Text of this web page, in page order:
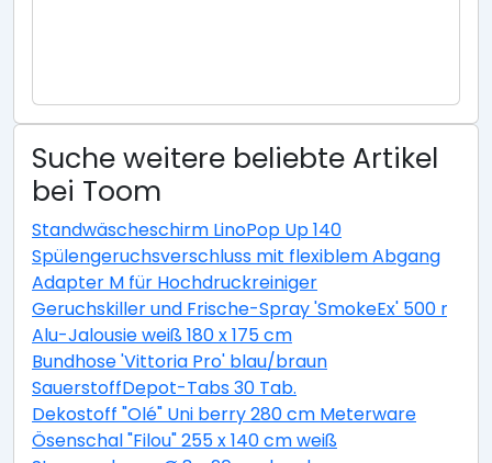
Suche weitere beliebte Artikel
bei Toom
Standwäscheschirm LinoPop Up 140
Spülengeruchsverschluss mit flexiblem Abgang
Adapter M für Hochdruckreiniger
Geruchskiller und Frische-Spray 'SmokeEx' 500 ml
Alu-Jalousie weiß 180 x 175 cm
Bundhose 'Vittoria Pro' blau/braun
SauerstoffDepot-Tabs 30 Tab.
Dekostoff "Olé" Uni berry 280 cm Meterware
Ösenschal "Filou" 255 x 140 cm weiß